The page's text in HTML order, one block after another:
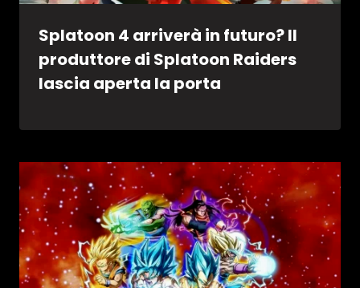
Splatoon 4 arriverà in futuro? Il
produttore di Splatoon Raiders
lascia aperta la porta